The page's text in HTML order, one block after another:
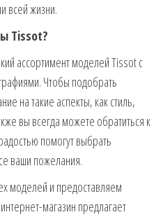
всей жизни.
Tissot?
ассортимент моделей Tissot с
Чтобы подобрать
на такие аспекты, как стиль,
вы всегда можете обратиться к
помогут выбрать
ваши пожелания.
моделей и предоставляем
магазин предлагает